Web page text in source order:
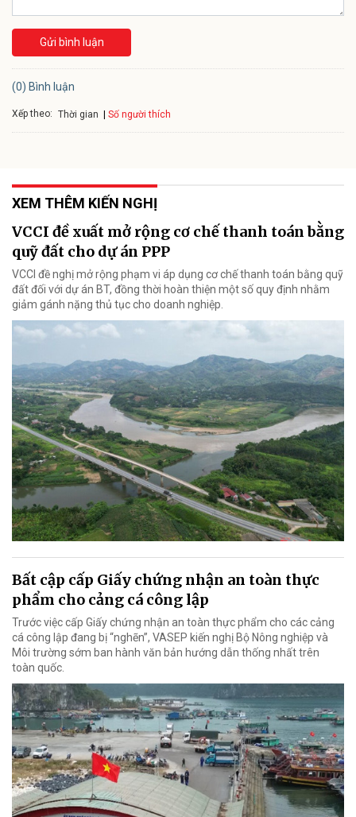
Gửi bình luận
(0) Bình luận
Xếp theo: Thời gian Số người thích
XEM THÊM KIẾN NGHỊ
VCCI đề xuất mở rộng cơ chế thanh toán bằng
quỹ đất cho dự án PPP
VCCI đề nghị mở rộng phạm vi áp dụng cơ chế thanh toán bằng quỹ
đất đối với dự án BT, đồng thời hoàn thiện một số quy định nhằm
giảm gánh nặng thủ tục cho doanh nghiệp.
Bất cập cấp Giấy chứng nhận an toàn thực
phẩm cho cảng cá công lập
Trước việc cấp Giấy chứng nhận an toàn thực phẩm cho các cảng
cá công lập đang bị “nghẽn”, VASEP kiến nghị Bộ Nông nghiệp và
Môi trường sớm ban hành văn bản hướng dẫn thống nhất trên
toàn quốc.